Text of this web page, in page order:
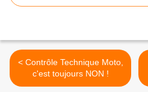
< Contrôle Technique Moto,
c'est toujours NON !